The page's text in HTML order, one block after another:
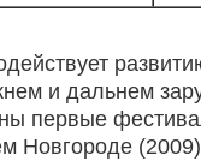
и даль­нем
пер­вые
Нов­го­ро­де